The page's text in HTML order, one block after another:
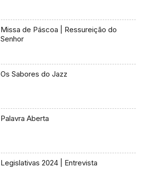
Missa de Páscoa | Ressureição do
Senhor
Os Sabores do Jazz
Palavra Aberta
Legislativas 2024 | Entrevista